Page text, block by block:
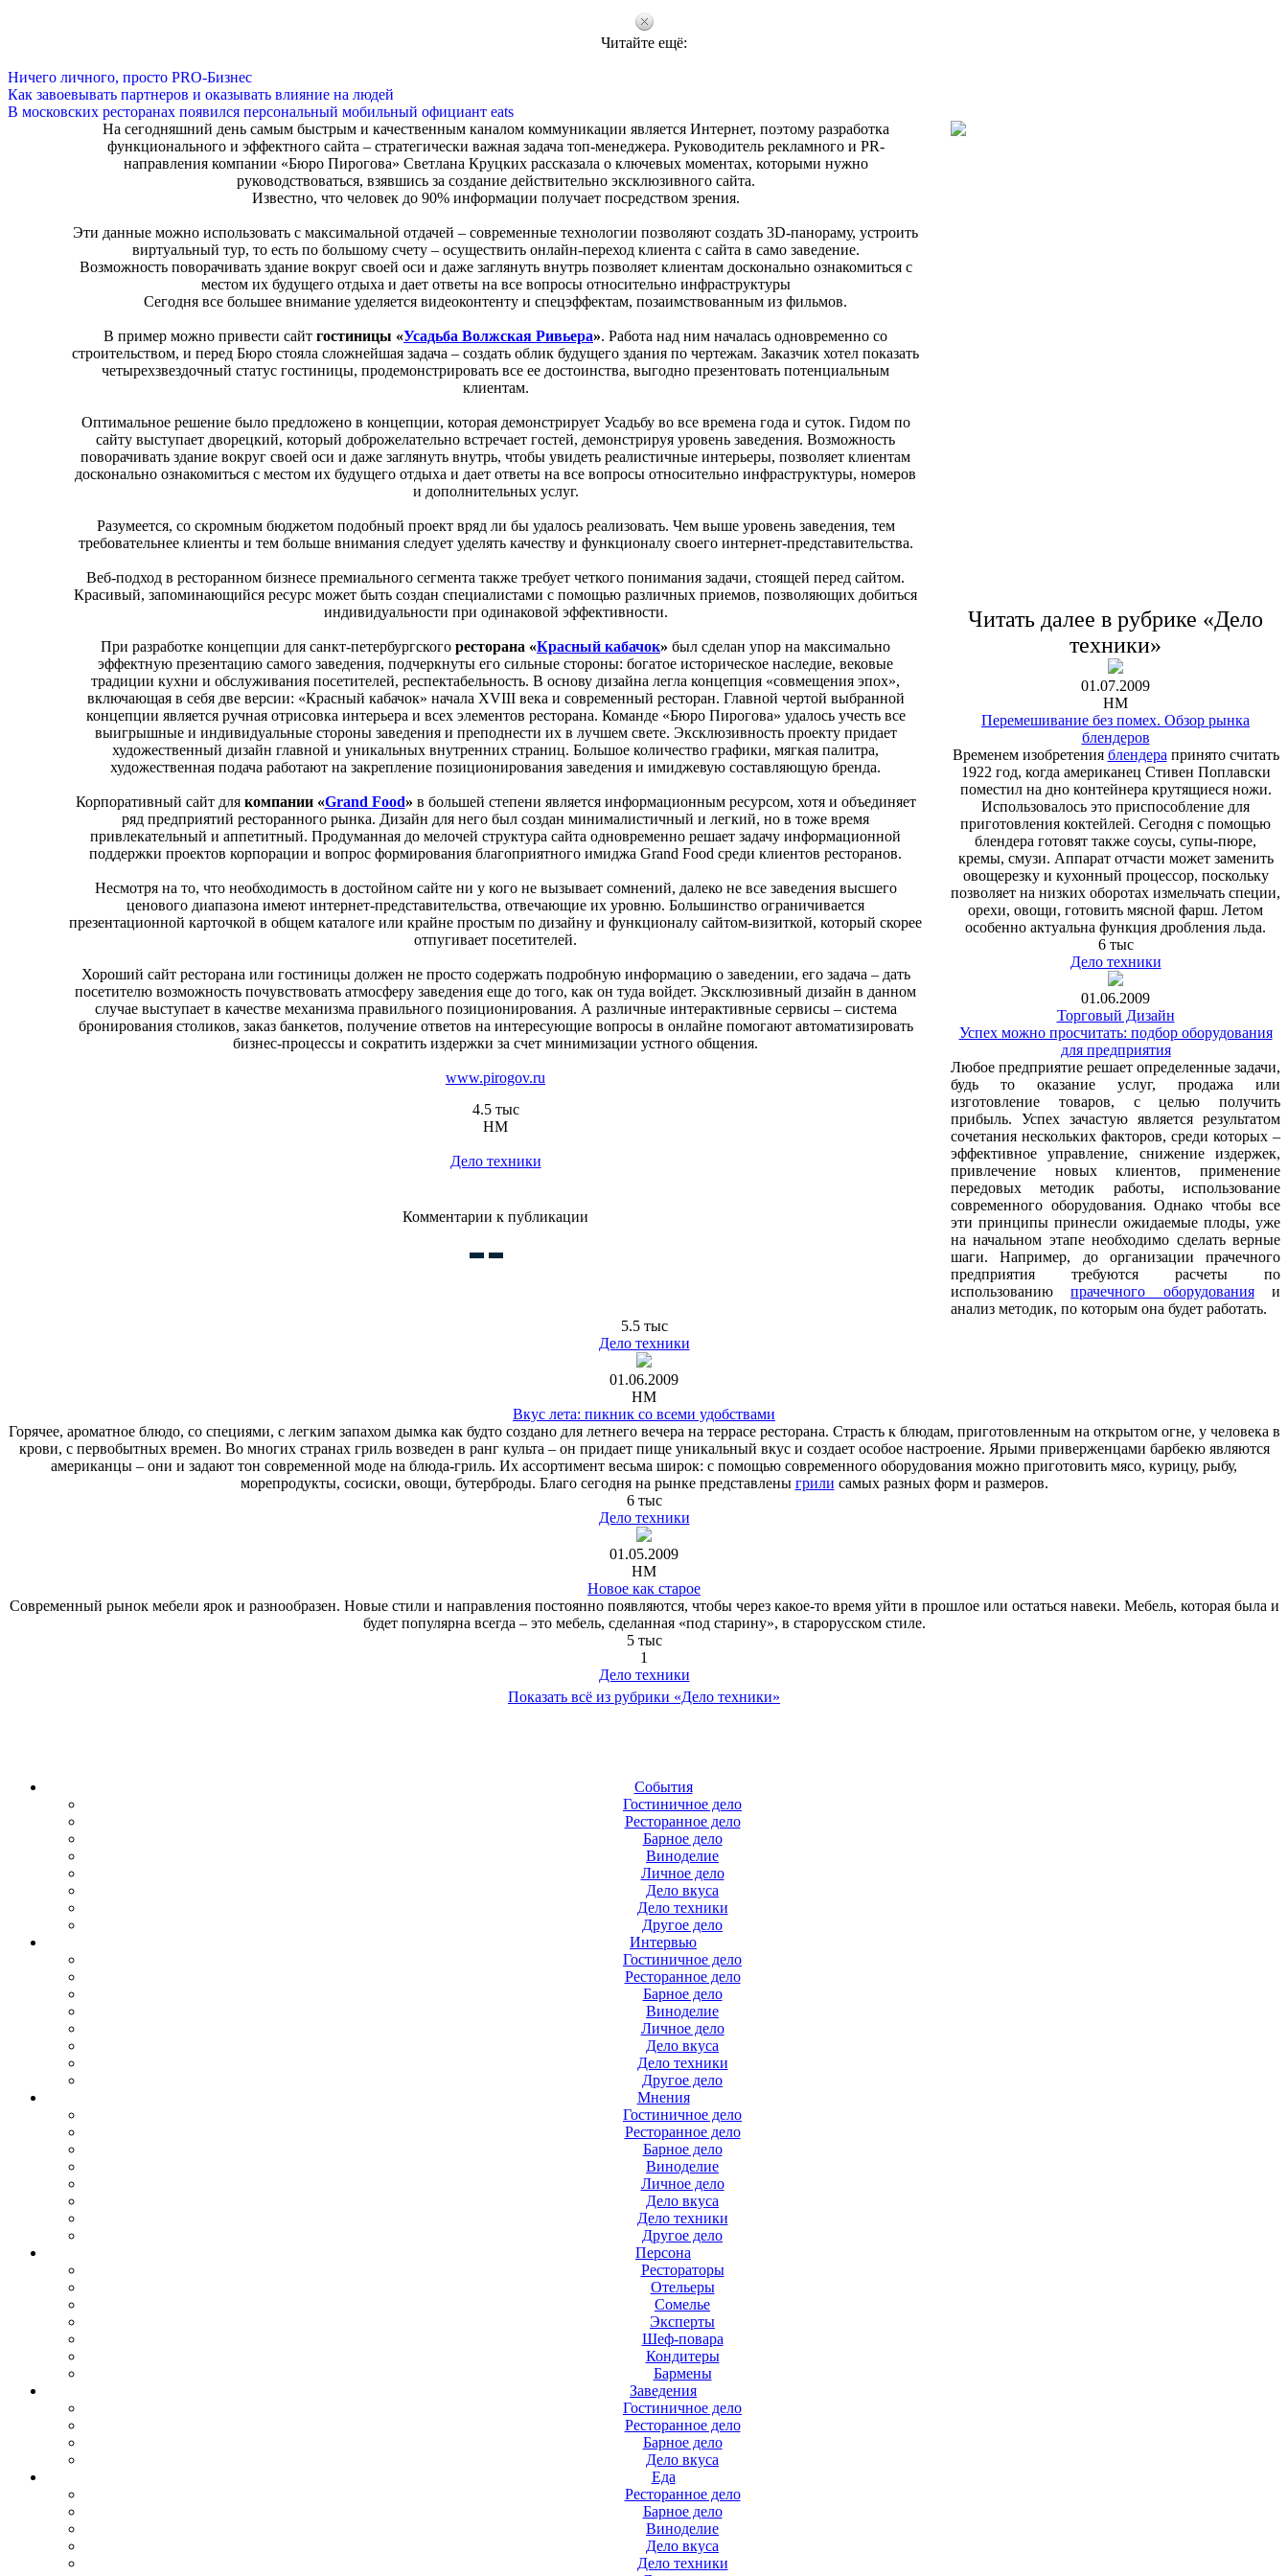
Читайте ещё:
Ничего личного, просто PRO-Бизнес
Как завоевывать партнеров и оказывать влияние на людей
В московских ресторанах появился персональный мобильный официант eats
На сегодняшний день самым быстрым и качественным каналом коммуникации является Интернет, поэтому разработка
функционального и эффектного сайта – стратегически важная задача топ-менеджера. Руководитель рекламного и PR-
направления компании «Бюро Пирогова» Светлана Круцких рассказала о ключевых моментах, которыми нужно
руководствоваться, взявшись за создание действительно эксклюзивного сайта.
Известно, что человек до 90% информации получает посредством зрения.
Эти данные можно использовать с максимальной отдачей – современные технологии позволяют создать 3D-панораму, устроить
виртуальный тур, то есть по большому счету – осуществить онлайн-переход клиента с сайта в само заведение.
Возможность поворачивать здание вокруг своей оси и даже заглянуть внутрь позволяет клиентам досконально ознакомиться с
местом их будущего отдыха и дает ответы на все вопросы относительно инфраструктуры
Сегодня все большее внимание уделяется видеоконтенту и спецэффектам, позаимствованным из фильмов.
В пример можно привести сайт гостиницы «Усадьба Волжская Ривьера». Работа над ним началась одновременно со
строительством, и перед Бюро стояла сложнейшая задача – создать облик будущего здания по чертежам. Заказчик хотел показать
четырехзвездочный статус гостиницы, продемонстрировать все ее достоинства, выгодно презентовать потенциальным
клиентам.
Оптимальное решение было предложено в концепции, которая демонстрирует Усадьбу во все времена года и суток. Гидом по
сайту выступает дворецкий, который доброжелательно встречает гостей, демонстрируя уровень заведения. Возможность
поворачивать здание вокруг своей оси и даже заглянуть внутрь, чтобы увидеть реалистичные интерьеры, позволяет клиентам
досконально ознакомиться с местом их будущего отдыха и дает ответы на все вопросы относительно инфраструктуры, номеров
и дополнительных услуг.
Разумеется, со скромным бюджетом подобный проект вряд ли бы удалось реализовать. Чем выше уровень заведения, тем
требовательнее клиенты и тем больше внимания следует уделять качеству и функционалу своего интернет-представительства.
Веб-подход в ресторанном бизнесе премиального сегмента также требует четкого понимания задачи, стоящей перед сайтом.
Красивый, запоминающийся ресурс может быть создан специалистами с помощью различных приемов, позволяющих добиться
индивидуальности при одинаковой эффективности.
При разработке концепции для санкт-петербургского ресторана «Красный кабачок» был сделан упор на максимально
эффектную презентацию самого заведения, подчеркнуты его сильные стороны: богатое историческое наследие, вековые
традиции кухни и обслуживания посетителей, респектабельность. В основу дизайна легла концепция «совмещения эпох»,
включающая в себя две версии: «Красный кабачок» начала XVIII века и современный ресторан. Главной чертой выбранной
концепции является ручная отрисовка интерьера и всех элементов ресторана. Команде «Бюро Пирогова» удалось учесть все
выигрышные и индивидуальные стороны заведения и преподнести их в лучшем свете. Эксклюзивность проекту придает
художественный дизайн главной и уникальных внутренних страниц. Большое количество графики, мягкая палитра,
художественная подача работают на закрепление позиционирования заведения и имиджевую составляющую бренда.
Корпоративный сайт для компании «Grand Food» в большей степени является информационным ресурсом, хотя и объединяет
ряд предприятий ресторанного рынка. Дизайн для него был создан минималистичный и легкий, но в тоже время
привлекательный и аппетитный. Продуманная до мелочей структура сайта одновременно решает задачу информационной
поддержки проектов корпорации и вопрос формирования благоприятного имиджа Grand Food среди клиентов ресторанов.
Несмотря на то, что необходимость в достойном сайте ни у кого не вызывает сомнений, далеко не все заведения высшего
ценового диапазона имеют интернет-представительства, отвечающие их уровню. Большинство ограничивается
презентационной карточкой в общем каталоге или крайне простым по дизайну и функционалу сайтом-визиткой, который скорее
отпугивает посетителей.
Хороший сайт ресторана или гостиницы должен не просто содержать подробную информацию о заведении, его задача – дать
посетителю возможность почувствовать атмосферу заведения еще до того, как он туда войдет. Эксклюзивный дизайн в данном
случае выступает в качестве механизма правильного позиционирования. А различные интерактивные сервисы – система
бронирования столиков, заказ банкетов, получение ответов на интересующие вопросы в онлайне помогают автоматизировать
бизнес-процессы и сократить издержки за счет минимизации устного общения.
www.pirogov.ru
4.5 тыс
HM
Дело техники
Комментарии к публикации
Читать далее в рубрике «Дело
техники»
01.07.2009
HM
Перемешивание без помех. Обзор рынка
блендеров
Временем изобретения блендера принято считать
1922 год, когда американец Стивен Поплавски
поместил на дно контейнера крутящиеся ножи.
Использовалось это приспособление для
приготовления коктейлей. Сегодня с помощью
блендера готовят также соусы, супы-пюре,
кремы, смузи. Аппарат отчасти может заменить
овощерезку и кухонный процессор, поскольку
позволяет на низких оборотах измельчать специи,
орехи, овощи, готовить мясной фарш. Летом
особенно актуальна функция дробления льда.
6 тыс
Дело техники
01.06.2009
Торговый Дизайн
Успех можно просчитать: подбор оборудования
для предприятия
Любое предприятие решает определенные задачи,
будь то оказание услуг, продажа или
изготовление товаров, с целью получить
прибыль. Успех зачастую является результатом
сочетания нескольких факторов, среди которых –
эффективное управление, снижение издержек,
привлечение новых клиентов, применение
передовых методик работы, использование
современного оборудования. Однако чтобы все
эти принципы принесли ожидаемые плоды, уже
на начальном этапе необходимо сделать верные
шаги. Например, до организации прачечного
предприятия требуются расчеты по
использованиюпрачечного оборудованияи
анализ методик, по которым она будет работать.
5.5 тыс
Дело техники
01.06.2009
HM
Вкус лета: пикник со всеми удобствами
Горячее, ароматное блюдо, со специями, с легким запахом дымка как будто создано для летнего вечера на террасе ресторана. Страсть к блюдам, приготовленным на открытом огне, у человека в
крови, с первобытных времен. Во многих странах гриль возведен в ранг культа – он придает пище уникальный вкус и создает особое настроение. Ярыми приверженцами барбекю являются
американцы – они и задают тон современной моде на блюда-гриль. Их ассортимент весьма широк: с помощью современного оборудования можно приготовить мясо, курицу, рыбу,
морепродукты, сосиски, овощи, бутерброды. Благо сегодня на рынке представлены грили самых разных форм и размеров.
6 тыс
Дело техники
01.05.2009
HM
Новое как старое
Современный рынок мебели ярок и разнообразен. Новые стили и направления постоянно появляются, чтобы через какое-то время уйти в прошлое или остаться навеки. Мебель, которая была и
будет популярна всегда – это мебель, сделанная «под старину», в старорусском стиле.
5 тыс
1
Дело техники
Показать всё из рубрики «Дело техники»
События
Гостиничное дело
Ресторанное дело
Барное дело
Виноделие
Личное дело
Дело вкуса
Дело техники
Другое дело
Интервью
Гостиничное дело
Ресторанное дело
Барное дело
Виноделие
Личное дело
Дело вкуса
Дело техники
Другое дело
Мнения
Гостиничное дело
Ресторанное дело
Барное дело
Виноделие
Личное дело
Дело вкуса
Дело техники
Другое дело
Персона
Рестораторы
Отельеры
Сомелье
Эксперты
Шеф-повара
Кондитеры
Бармены
Заведения
Гостиничное дело
Ресторанное дело
Барное дело
Дело вкуса
Еда
Ресторанное дело
Барное дело
Виноделие
Дело вкуса
Дело техники